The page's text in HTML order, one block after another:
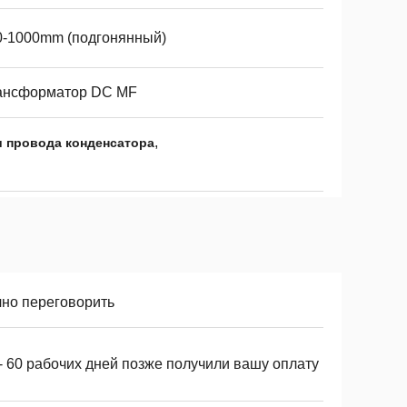
1000mm (подгонянный)
DC MF
провода конденсатора,
переговорить
60 рабочих дней позже получили вашу оплату